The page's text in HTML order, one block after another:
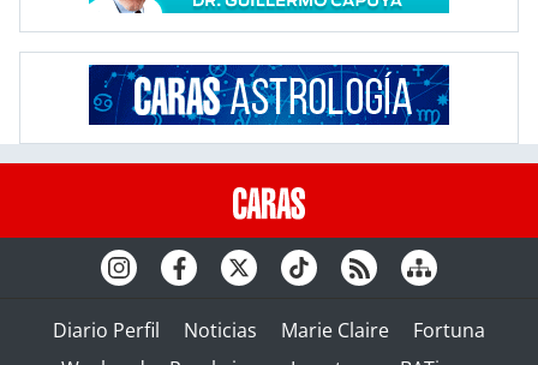
Diario Perfil Noticias Marie Claire
Fortuna